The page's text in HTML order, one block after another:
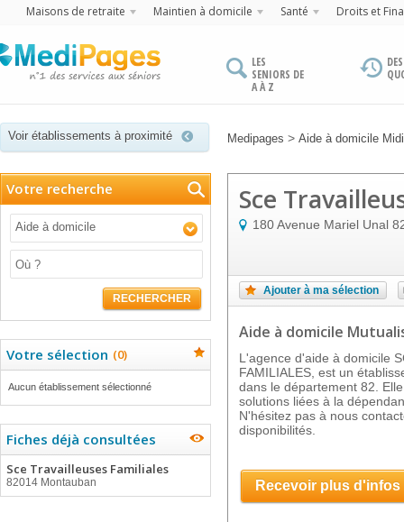
Maisons de retraite Maintien à domicile Santé Droits et
LES
SENIORS DE
A À Z
Voir établissements à proximité Medipages > Aide à domicile
Votre recherche
Aide à domicile
RECHERCHER
Votre sélection (0)
Aucun établissement sélectionné
Fiches déjà consultées
Sce Travailleuses Familiales
82014 Montauban
Sce
180 Avenue Mariel Unal
Ajouter à ma sélection
Aide à domicile
L'agence d'aide à domicile
FAMILIALES, est un
dans le département 82.
solutions liées à la
N'hésitez pas à nous
disponibilités.
Recevoir plus d'infos